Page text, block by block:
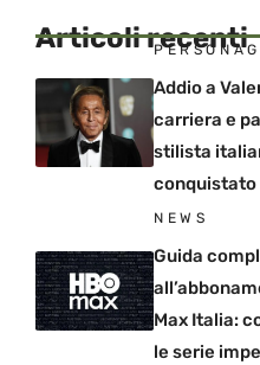
Articoli recenti
Addio a
carriera e
stilista
conquistato
NEWS
Guida
Max Italia:
le serie